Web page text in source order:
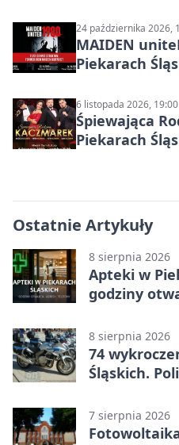
24 października 2026,
MAIDEN
Piekarach
6 listopada 2026, 19:00
Śpiewająca
Piekarach
Ostatnie Artykuły
8 sierpnia 2026
Apteki w
godziny
8 sierpnia 2026
74
Śląskich.
7 sierpnia 2026